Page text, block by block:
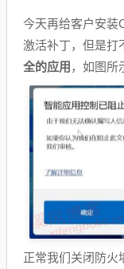
今天再给客户安装
激活补丁，但是打
全的应用 ，如图所
正常我们关闭防火